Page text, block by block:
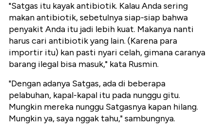
"Satgas itu kayak antibiotik. Kalau Anda sering
makan antibiotik, sebetulnya siap-siap bahwa
penyakit Anda itu jadi lebih kuat. Makanya nanti
harus cari antibiotik yang lain. (Karena para
importir itu) kan pasti nyari celah, gimana caranya
barang ilegal bisa masuk," kata Rusmin.
"Dengan adanya Satgas, ada di beberapa
pelabuhan, kapal-kapal itu pada nunggu gitu.
Mungkin mereka nunggu Satgasnya kapan hilang.
Mungkin ya, saya nggak tahu," sambungnya.